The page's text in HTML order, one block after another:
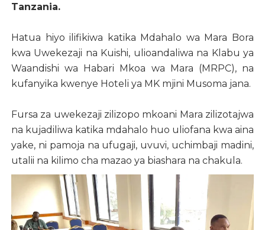
Tanzania.
Hatua hiyo ilifikiwa katika Mdahalo wa Mara Bora
kwa Uwekezaji na Kuishi, ulioandaliwa na Klabu ya
Waandishi wa Habari Mkoa wa Mara (MRPC), na
kufanyika kwenye Hoteli ya MK mjini Musoma jana.
Fursa za uwekezaji zilizopo mkoani Mara zilizotajwa
na kujadiliwa katika mdahalo huo uliofana kwa aina
yake, ni pamoja na ufugaji, uvuvi, uchimbaji madini,
utalii na kilimo cha mazao ya biashara na chakula.